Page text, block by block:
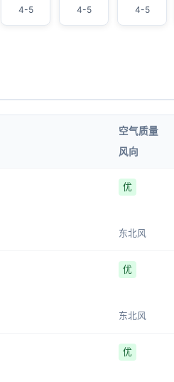
4-5 4-5 4-5
空气质量
风向
优
东北风
优
东北风
优